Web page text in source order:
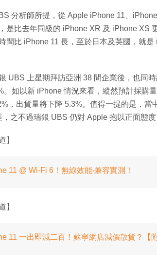
分析師所提，從 Apple iPhone 11、
是比去年同級的 iPhone XR 及 iPhone XS
間比 iPhone 11 長，至於日本及英國，就
UBS 上星期拜訪亞洲 38 間企業後，也同
。如以新 iPhone 情況來看，縱然預計採購
，出貨量將下降 5.3%。值得一提的是，
，之不過瑞銀 UBS 仍對 Apple 抱以正面態
】
11 @ Wi-Fi 6！無線效能‧兼容實測！
】
11 一出即減二百！蘇寧網店減價散貨？【